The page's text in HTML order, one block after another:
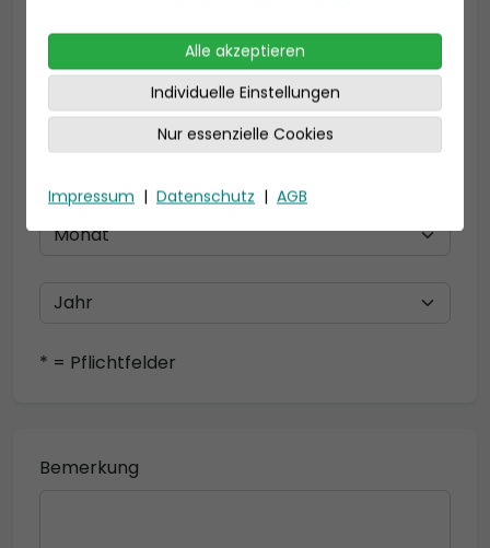
Geburtsdatum
* = Pflichtfelder
Bemerkung
Alle akzeptieren
Individuelle Einstellungen
Nur essenzielle Cookies
Impressum | Datenschutz | AGB